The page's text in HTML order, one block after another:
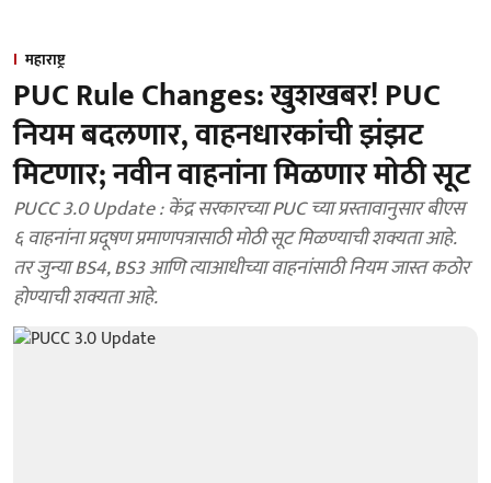
महाराष्ट्र
PUC Rule Changes: खुशखबर! PUC
नियम बदलणार, वाहनधारकांची झंझट
मिटणार; नवीन वाहनांना मिळणार मोठी सूट
PUCC 3.0 Update : केंद्र सरकारच्या PUC च्या प्रस्तावानुसार बीएस
६ वाहनांना प्रदूषण प्रमाणपत्रासाठी मोठी सूट मिळण्याची शक्यता आहे.
तर जुन्या BS4, BS3 आणि त्याआधीच्या वाहनांसाठी नियम जास्त कठोर
होण्याची शक्यता आहे.